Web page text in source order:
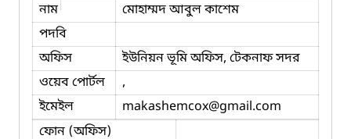
নাম
মোহাম্মদ আবুল কাশেম
পদবি
অফিস
ইউনিয়ন ভূমি অফিস, টেকনাফ সদর
ওয়েব পোর্টল
,
ইমেইল
makashemcox@gmail.com
ফোন (অফিস)